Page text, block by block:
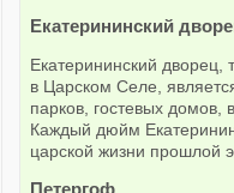
Екатерининский
Екатерининский дворец,
в Царском Селе,
парков, гостевых домов,
Каждый дюйм
царской жизни прошлой